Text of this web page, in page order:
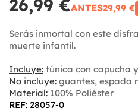
26,99 €ANTES29,99 €
Serás inmortal con este
muerte infantil.
Incluye: túnica con capucha
No incluye: guantes, espada
Material: 100% Poliéster
REF: 28057-0